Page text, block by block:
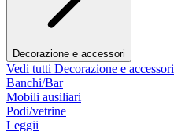
Decorazione e accessori
Vedi tutti Decorazione e accessori
Banchi/Bar
Mobili ausiliari
Podi/vetrine
Leggii